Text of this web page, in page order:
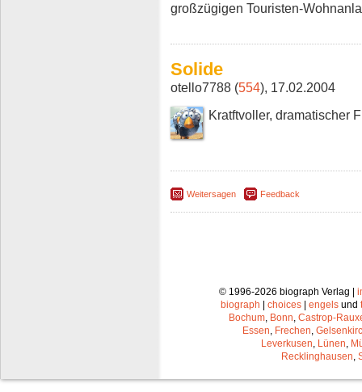
großzügigen Touristen-
Solide
otello7788 (554), 17.02.2004
Kratftvoller, dramatischer
Weitersagen Feedback
© 1996-2026 biograph Verlag |
biograph | choices | engels und
Bochum Bonn Castrop-
Essen Frechen
Leverkusen Lünen
Recklinghausen